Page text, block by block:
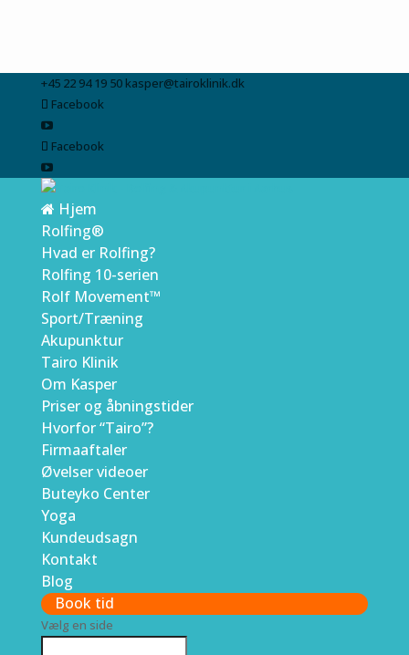
+45 22 94 19 50 kasper@tairoklinik.dk
Facebook
Facebook
Hjem
Rolfing®
Hvad er Rolfing?
Rolfing 10-serien
Rolf Movement™
Sport/Træning
Akupunktur
Tairo Klinik
Om Kasper
Priser og åbningstider
Hvorfor “Tairo”?
Firmaaftaler
Øvelser videoer
Buteyko Center
Yoga
Kundeudsagn
Kontakt
Blog
Book tid
Vælg en side